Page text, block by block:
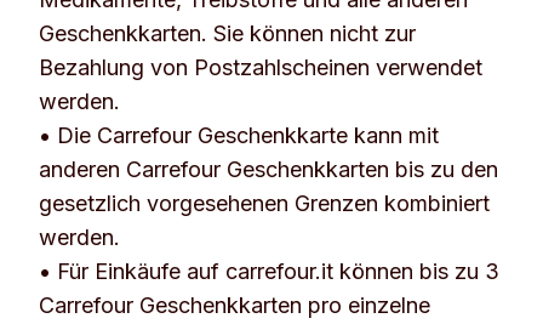
Geschenkkarten. Sie können nicht zur
Bezahlung von Postzahlscheinen verwendet
werden.
• Die Carrefour Geschenkkarte kann mit
anderen Carrefour Geschenkkarten bis zu den
gesetzlich vorgesehenen Grenzen kombiniert
werden.
• Für Einkäufe auf carrefour.it können bis zu 3
Carrefour Geschenkkarten pro einzelne